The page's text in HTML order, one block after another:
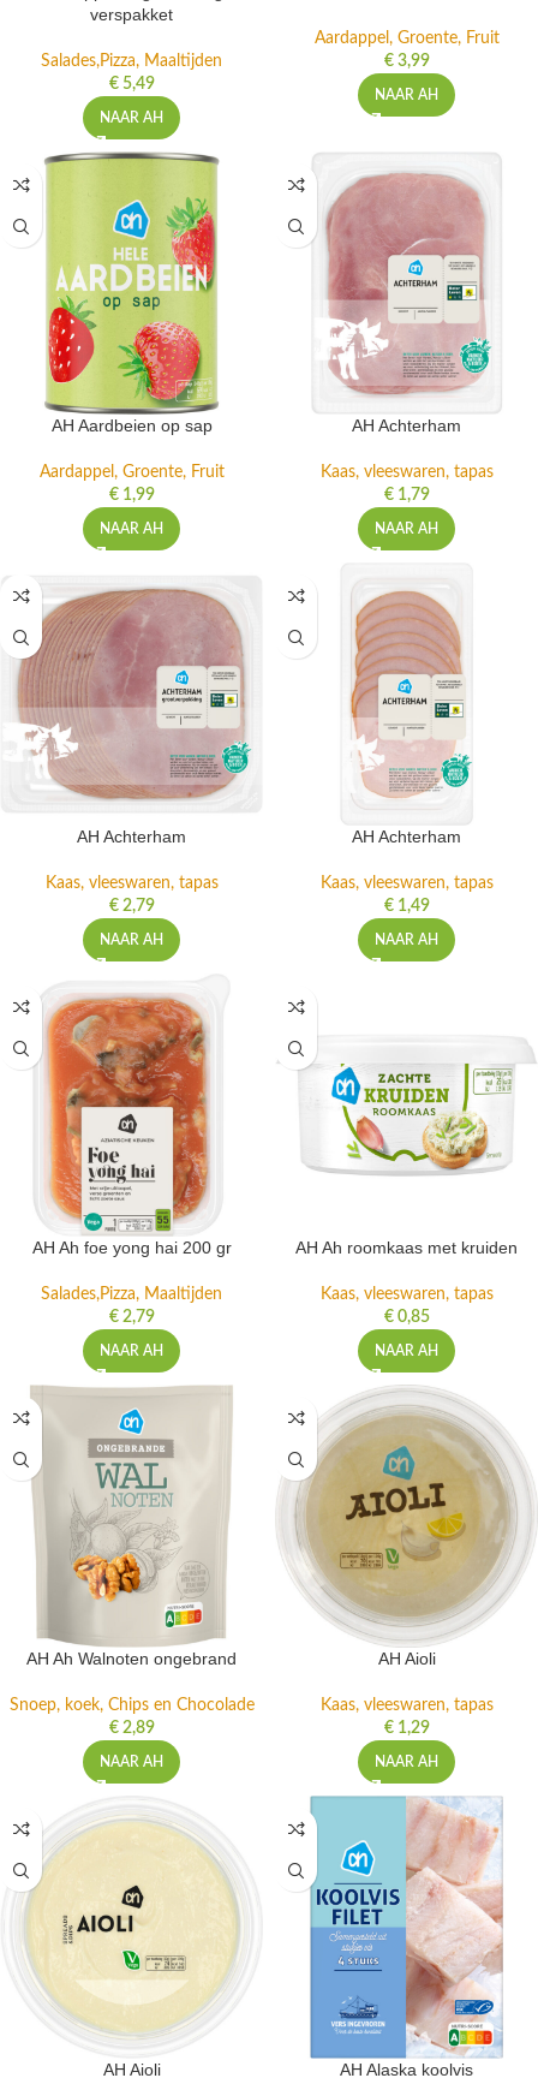
verspakket
Salades,Pizza, Maaltijden
€5,49
NAAR AH
Aardappel, Groente, Fruit
€3,99
NAAR AH
AH Aardbeien op sap
Aardappel, Groente, Fruit
€1,99
NAAR AH
AH Achterham
Kaas, vleeswaren, tapas
€1,79
NAAR AH
AH Achterham
Kaas, vleeswaren, tapas
€2,79
NAAR AH
AH Achterham
Kaas, vleeswaren, tapas
€1,49
NAAR AH
AH Ah foe yong hai 200 gr
Salades,Pizza, Maaltijden
€2,79
NAAR AH
AH Ah roomkaas met kruiden
Kaas, vleeswaren, tapas
€0,85
NAAR AH
AH Ah Walnoten ongebrand
Snoep, koek, Chips en Chocolade
€2,89
NAAR AH
AH Aioli
Kaas, vleeswaren, tapas
€1,29
NAAR AH
AH Aioli AH Alaska koolvis